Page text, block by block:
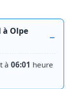
Olpe
à 06:01 heure